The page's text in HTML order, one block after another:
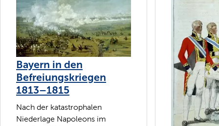
Bayern in den
Befreiungskriegen
1813–1815
Nach der katastrophalen
Niederlage Napoleons im